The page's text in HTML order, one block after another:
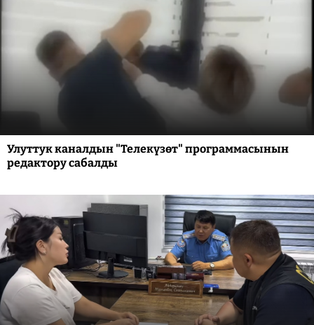
Улуттук каналдын "Телекүзөт" программасынын
редактору сабалды